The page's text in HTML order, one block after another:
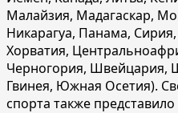
Малайзия, Мадагаскар,
Никарагуа, Панама,
Хорватия,
Черногория, Швейцария,
Гвинея, Южная Осетия).
спорта также